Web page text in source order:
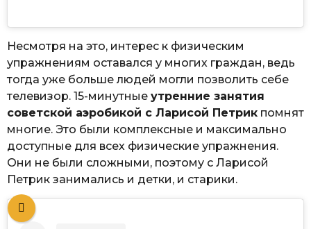
Несмотря на это, интерес к физическим
упражнениям оставался у многих граждан, ведь
тогда уже больше людей могли позволить себе
телевизор. 15-минутные утренние занятия
советской аэробикой с Ларисой Петрик помнят
многие. Это были комплексные и максимально
доступные для всех физические упражнения.
Они не были сложными, поэтому с Ларисой
Петрик занимались и детки, и старики.